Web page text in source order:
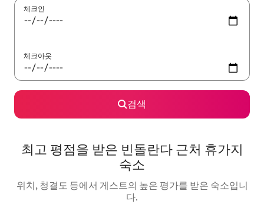
체크인
체크아웃
검색
최고 평점을 받은 빈돌란다 근처 휴가지
숙소
위치, 청결도 등에서 게스트의 높은 평가를 받은 숙소입니
다.